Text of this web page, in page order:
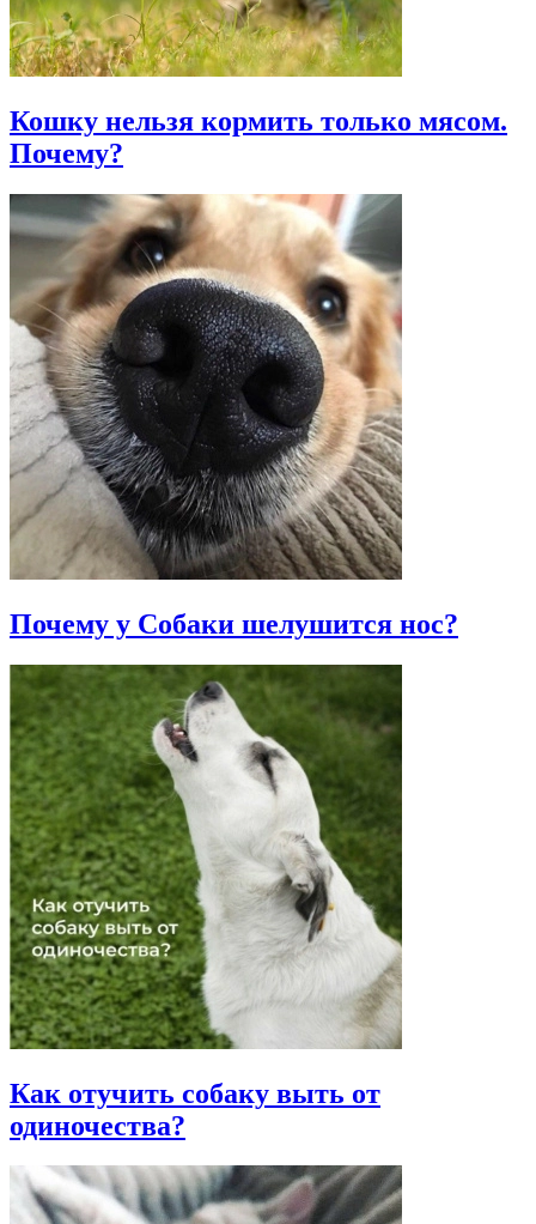
Кошку нельзя кормить только мясом.
Почему?
Почему у Собаки шелушится нос?
Как отучить собаку выть от
одиночества?